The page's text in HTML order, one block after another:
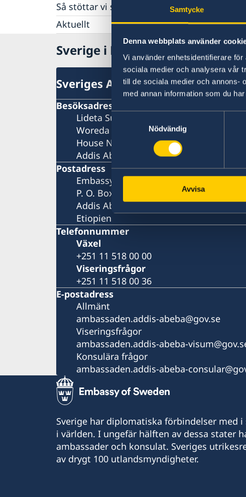
Samtycke
Denna webbplats använder
Vi använder enhetsidentifierare
sociala medier och analysera vår
till de sociala medier och annons-
med annan information som du
Samtyckesval
Nödvändig
Avvisa
Så stöttar vi svenska företag
Vi är en resurs för svenska företag
Team Sweden
Så kan du få stöd
Svenska företag i Etiopien
Anmäl handelshinder
Aktuellt
Resa med minderåriga till Etiopien
Val 2026
80-årsjubileum
Lediga tjänster
Sverige i Etiopien
Sveriges Ambassad
Besöksadress
Lideta Sub-City
Woreda 09
House No 891
Addis Ababa
Postadress
Embassy of Sweden
P. O. Box 1142
Addis Abeba
Etiopien
Telefonnummer
Växel
+251 11 518 00 00
Viseringsfrågor
+251 11 518 00 36
E-postadress
Allmänt
ambassaden.addis-abeba@gov.se
Viseringsfrågor
ambassaden.addis-abeba-
Konsulära frågor
ambassaden.addis-abeba-
Sverige har diplomatiska förbindelser med
i världen. I ungefär hälften av dessa stater
ambassader och konsulat. Sveriges
av drygt 100 utlandsmyndigheter.